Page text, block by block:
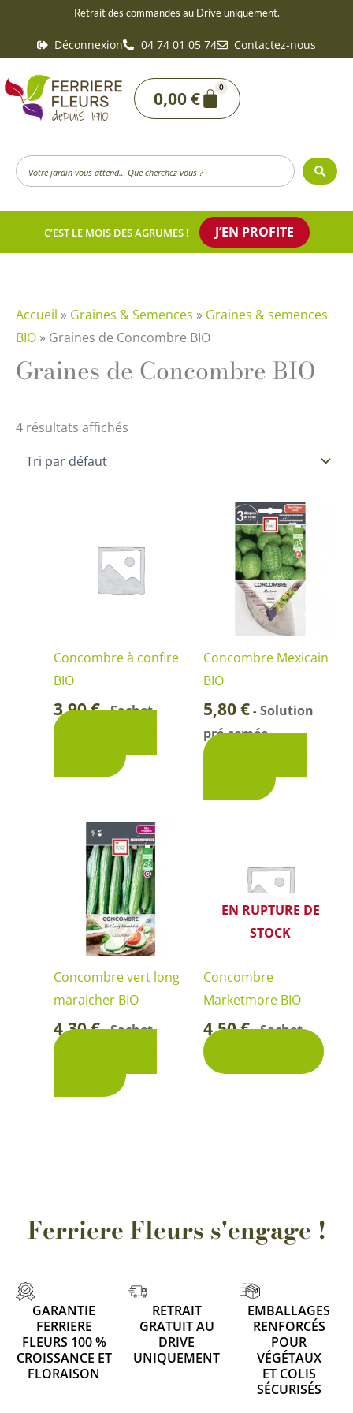
contenu
Retrait des commandes au Drive uniquement.
Déconnexion 04 74 01 05 74 Contactez-nous
0,00€
0
Panier
Search
...
C’EST LE MOIS DES AGRUMES ! J’EN PROFITE
Accueil » Graines & Semences » Graines & semences
BIO » Graines de Concombre BIO
Graines de Concombre BIO
4 résultats affichés
Concombre à confire
BIO
3,90€-Sachet
Concombre Mexicain
BIO
5,80€ - Solution
pré-semée
Concombre vert long
maraicher BIO
4,30€-Sachet
EN RUPTURE DE
STOCK
Concombre
Marketmore BIO
4,50€-Sachet
Ferriere Fleurs s'engage !
GARANTIE
FERRIERE
FLEURS 100 %
CROISSANCE ET
FLORAISON
RETRAIT
GRATUIT AU
DRIVE
UNIQUEMENT
EMBALLAGES
RENFORCÉS
POUR
VÉGÉTAUX
ET COLIS
SÉCURISÉS